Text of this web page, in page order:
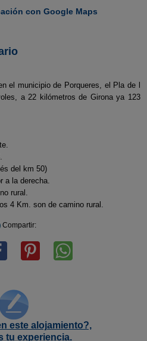
con Google Maps
el municipio de Porqueres, el Pla de l
a 22 kilómetros de Girona ya 123
del km 50)
a la derecha.
rural.
4 Km. son de camino rural.
Compartir:
este alojamiento?,
tu experiencia.